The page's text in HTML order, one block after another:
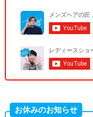
お休みのお知らせ